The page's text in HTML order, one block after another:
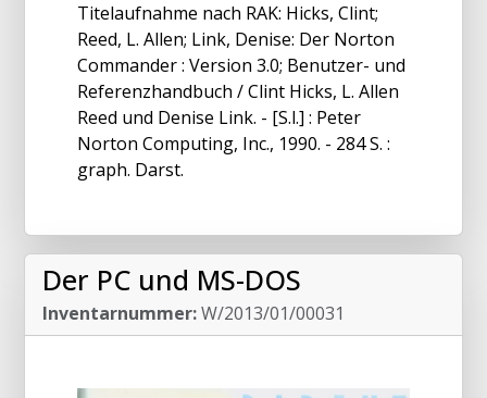
Titelaufnahme nach RAK: Hicks, Clint;
Reed, L. Allen; Link, Denise: Der Norton
Commander : Version 3.0; Benutzer- und
Referenzhandbuch / Clint Hicks, L. Allen
Reed und Denise Link. - [S.l.] : Peter
Norton Computing, Inc., 1990. - 284 S. :
graph. Darst.
Der PC und MS-DOS
Inventarnummer:W/2013/01/00031